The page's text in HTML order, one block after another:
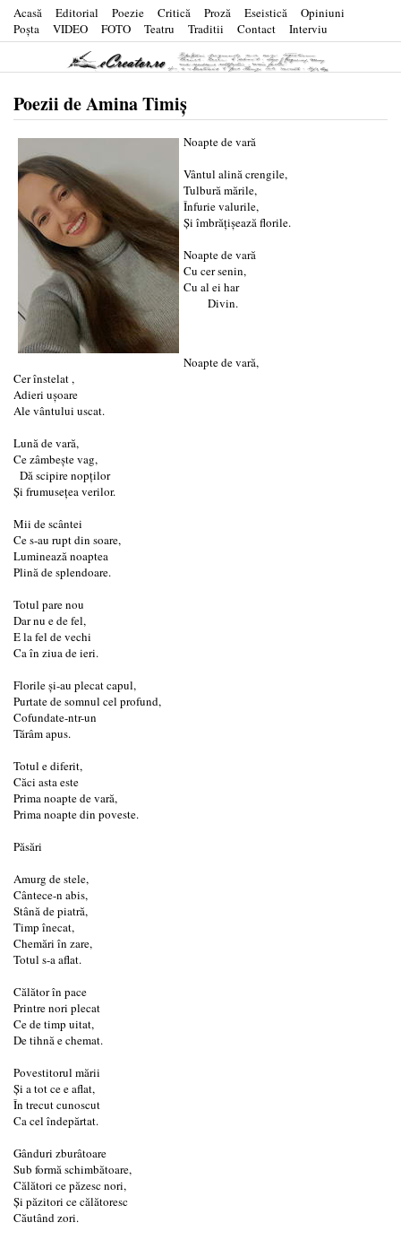
Acasă Editorial Poezie Critică Proză Eseistică
Opiniuni
Poşta
VIDEO FOTO Teatru Traditii Contact Interviu
Poezii de Amina Timiș
Noapte de vară
Vântul alină crengile,
Tulbură mările,
Înfurie valurile,
Și îmbrățișează florile.
Noapte de vară
Cu cer senin,
Cu al ei har
Divin.
Noapte de vară,
Cer înstelat ,
Adieri ușoare
Ale vântului uscat.
Lună de vară,
Ce zâmbește vag,
Dă scipire nopților
Și frumusețea verilor.
Mii de scântei
Ce s-au rupt din soare,
Luminează noaptea
Plină de splendoare.
Totul pare nou
Dar nu e de fel,
E la fel de vechi
Ca în ziua de ieri.
Florile și-au plecat capul,
Purtate de somnul cel profund,
Cofundate-ntr-un
Tărâm apus.
Totul e diferit,
Căci asta este
Prima noapte de vară,
Prima noapte din poveste.
Păsări
Amurg de stele,
Cântece-n abis,
Stână de piatră,
Timp înecat,
Chemări în zare,
Totul s-a aflat.
Călător în pace
Printre nori plecat
Ce de timp uitat,
De tihnă e chemat.
Povestitorul mării
Și a tot ce e aflat,
În trecut cunoscut
Ca cel îndepărtat.
Gânduri zburâtoare
Sub formă schimbătoare,
Călători ce păzesc nori,
Și păzitori ce călătoresc
Căutând zori.